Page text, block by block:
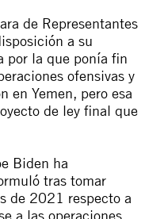
de Representantes
a su
por la que ponía fin
ofensivas y
en Yemen, pero esa
de ley final que
Biden ha
tras tomar
de 2021 respecto a
a las operaciones